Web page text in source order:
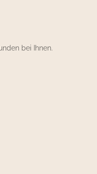
bei Ihnen.